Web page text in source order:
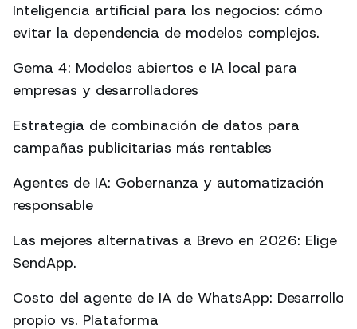
Inteligencia artificial para los negocios: cómo
evitar la dependencia de modelos complejos.
Gema 4: Modelos abiertos e IA local para
empresas y desarrolladores
Estrategia de combinación de datos para
campañas publicitarias más rentables
Agentes de IA: Gobernanza y automatización
responsable
Las mejores alternativas a Brevo en 2026: Elige
SendApp.
Costo del agente de IA de WhatsApp: Desarrollo
propio vs. Plataforma